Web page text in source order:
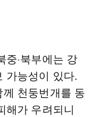
중·북부에는 강
가능성이 있다.
천둥번개를 동
해가 우려되니